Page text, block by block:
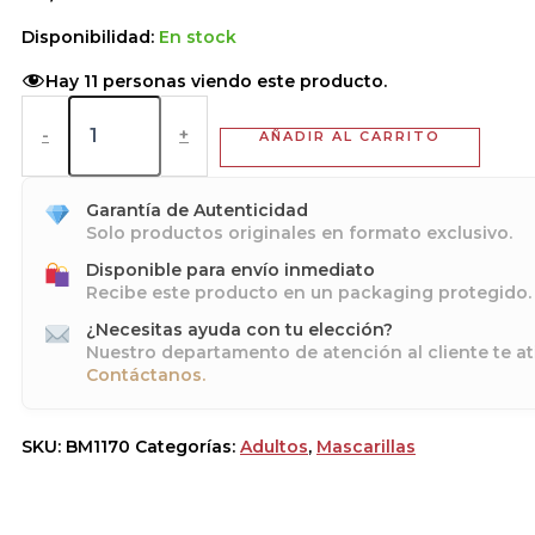
Disponibilidad: En stock
Hay 11 personas viendo este producto.
- + AÑADIR AL CARRITO
Garantía de Autenticidad
Solo productos originales en formato exclusivo.
Disponible para envío inmediato
Recibe este producto en un packaging protegido.
¿Necesitas ayuda con tu elección?
Nuestro departamento de atención al cliente te
Contáctanos.
SKU: BM1170 Categorías: Adultos, Mascarillas